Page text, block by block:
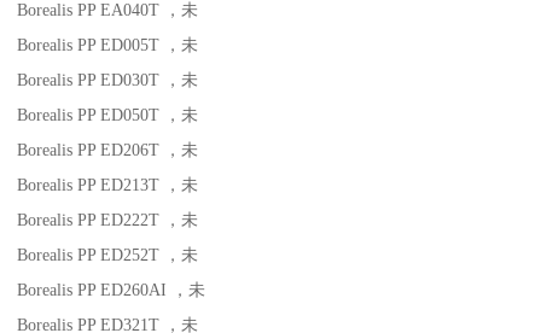
Borealis PP EA040T
，未
Borealis PP ED005T
，未
Borealis PP ED030T
，未
Borealis PP ED050T
，未
Borealis PP ED206T
，未
Borealis PP ED213T
，未
Borealis PP ED222T
，未
Borealis PP ED252T
，未
Borealis PP ED260AI
，未
Borealis PP ED321T
，未